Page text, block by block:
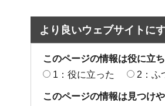
より良いウェブサイトに
このページの情報は役に立
1：役に立った
2：ふ
このページの情報は見つけ